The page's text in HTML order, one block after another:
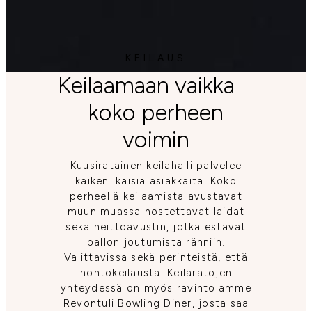
KEILAUS
Keilaamaan vaikka
koko perheen
voimin
Kuusiratainen keilahalli palvelee
kaiken ikäisiä asiakkaita. Koko
perheellä keilaamista avustavat
muun muassa nostettavat laidat
sekä heittoavustin, jotka estävät
pallon joutumista ränniin.
Valittavissa sekä perinteistä, että
hohtokeilausta. Keilaratojen
yhteydessä on myös ravintolamme
Revontuli Bowling Diner, josta saa